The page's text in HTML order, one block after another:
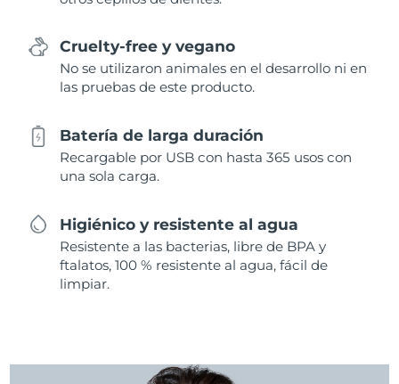
Cruelty-free y vegano
No se utilizaron animales en el desarrollo ni en
las pruebas de este producto.
Batería de larga duración
Recargable por USB con hasta 365 usos con
una sola carga.
Higiénico y resistente al agua
Resistente a las bacterias, libre de BPA y
ftalatos, 100 % resistente al agua, fácil de
limpiar.